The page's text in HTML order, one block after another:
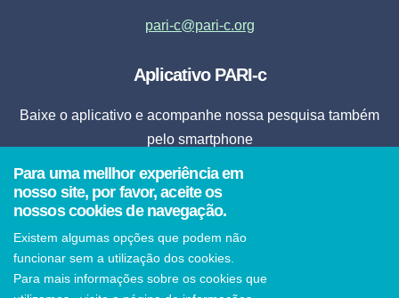
pari-c@pari-c.org
Aplicativo PARI-c
Baixe o aplicativo e acompanhe nossa pesquisa também
pelo smartphone
Fazer Download
smartphone.
Para uma mellhor experiência em
nosso site, por favor, aceite os
nossos cookies de navegação.
Existem algumas opções que podem não
funcionar sem a utilização dos cookies.
Para mais informações sobre os cookies que